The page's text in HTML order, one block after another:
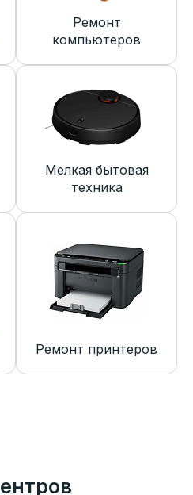
Ремонт
компьютеров
Мелкая бытовая
техника
Ремонт принтеров